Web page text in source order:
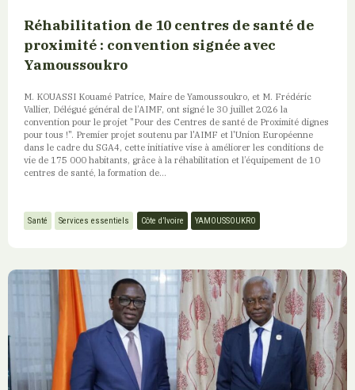
Réhabilitation de 10 centres de santé de
proximité : convention signée avec
Yamoussoukro
M. KOUASSI Kouamé Patrice, Maire de Yamoussoukro, et M. Frédéric
Vallier, Délégué général de l’AIMF, ont signé le 30 juillet 2026 la
convention pour le projet "Pour des Centres de santé de Proximité dignes
pour tous !". Premier projet soutenu par l'AIMF et l'Union Européenne
dans le cadre du SGA4, cette initiative vise à améliorer les conditions de
vie de 175 000 habitants, grâce à la réhabilitation et l’équipement de 10
centres de santé, la formation de...
Santé Services essentiels Côte d’Ivoire YAMOUSSOUKRO